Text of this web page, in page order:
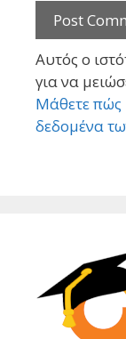
Αυτός ο
για να
Μάθετε πώς
δεδομένα